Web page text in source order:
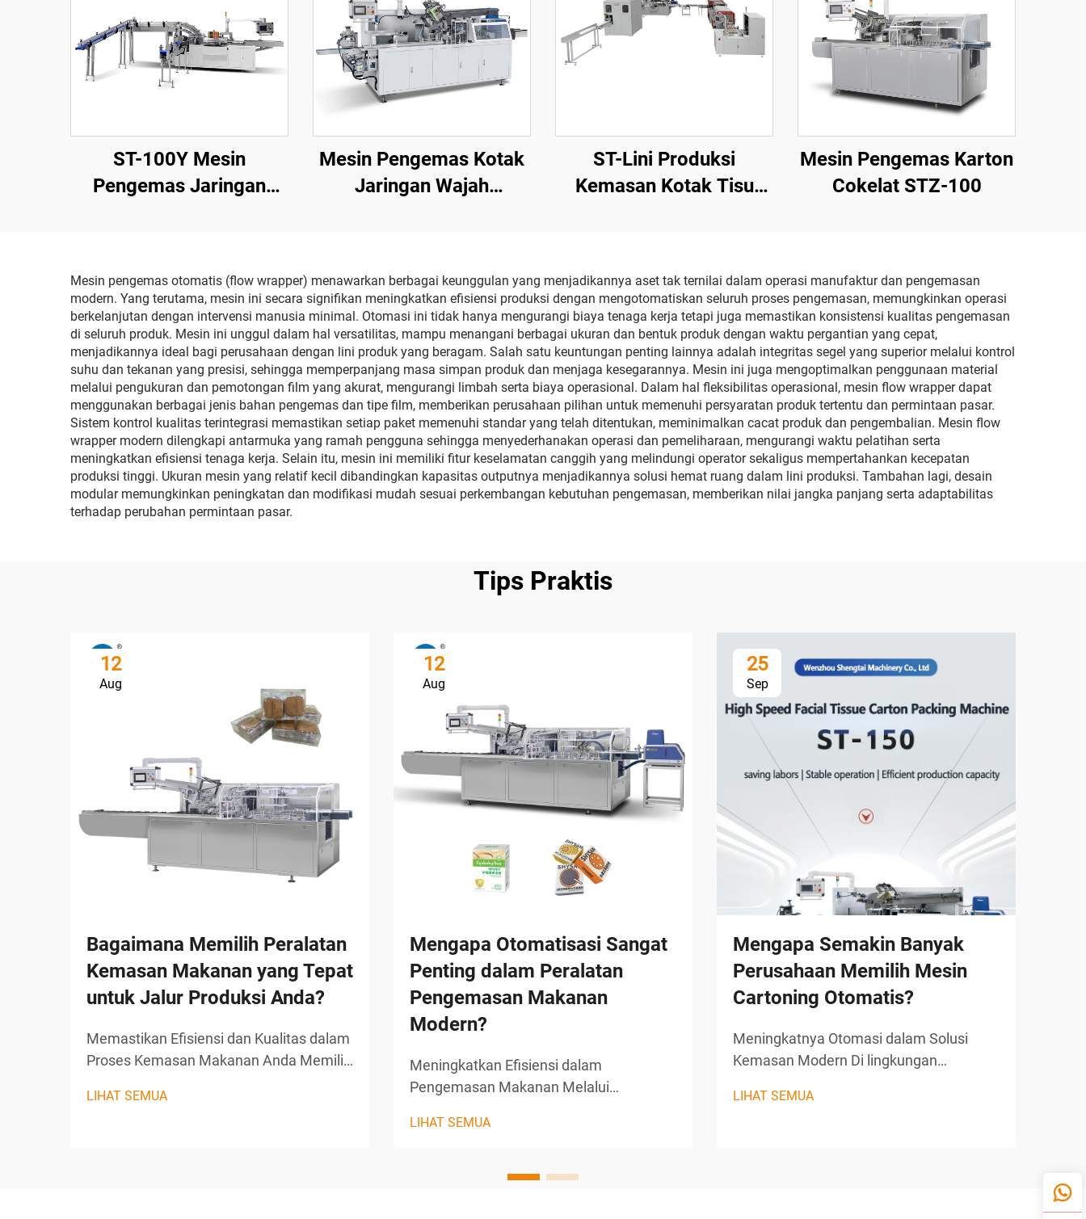
ST-100Y Mesin
Pengemas Jaringan
Mesin Pengemas Kotak
Jaringan Wajah
ST-Lini Produksi
Kemasan Kotak Tisu
Mesin Pengemas Karton
Cokelat STZ-100
Mesin pengemas otomatis (flow wrapper) menawarkan berbagai keunggulan yang menjadikannya aset tak ternilai dalam operasi manufaktur dan pengemasan
modern. Yang terutama, mesin ini secara signifikan meningkatkan efisiensi produksi dengan mengotomatiskan seluruh proses pengemasan, memungkinkan operasi
berkelanjutan dengan intervensi manusia minimal. Otomasi ini tidak hanya mengurangi biaya tenaga kerja tetapi juga memastikan konsistensi kualitas pengemasan
di seluruh produk. Mesin ini unggul dalam hal versatilitas, mampu menangani berbagai ukuran dan bentuk produk dengan waktu pergantian yang cepat,
menjadikannya ideal bagi perusahaan dengan lini produk yang beragam. Salah satu keuntungan penting lainnya adalah integritas segel yang superior melalui kontrol
suhu dan tekanan yang presisi, sehingga memperpanjang masa simpan produk dan menjaga kesegarannya. Mesin ini juga mengoptimalkan penggunaan material
melalui pengukuran dan pemotongan film yang akurat, mengurangi limbah serta biaya operasional. Dalam hal fleksibilitas operasional, mesin flow wrapper dapat
menggunakan berbagai jenis bahan pengemas dan tipe film, memberikan perusahaan pilihan untuk memenuhi persyaratan produk tertentu dan permintaan pasar.
Sistem kontrol kualitas terintegrasi memastikan setiap paket memenuhi standar yang telah ditentukan, meminimalkan cacat produk dan pengembalian. Mesin flow
wrapper modern dilengkapi antarmuka yang ramah pengguna sehingga menyederhanakan operasi dan pemeliharaan, mengurangi waktu pelatihan serta
meningkatkan efisiensi tenaga kerja. Selain itu, mesin ini memiliki fitur keselamatan canggih yang melindungi operator sekaligus mempertahankan kecepatan
produksi tinggi. Ukuran mesin yang relatif kecil dibandingkan kapasitas outputnya menjadikannya solusi hemat ruang dalam lini produksi. Tambahan lagi, desain
modular memungkinkan peningkatan dan modifikasi mudah sesuai perkembangan kebutuhan pengemasan, memberikan nilai jangka panjang serta adaptabilitas
terhadap perubahan permintaan pasar.
Tips Praktis
12
Aug
Bagaimana Memilih Peralatan
Kemasan Makanan yang Tepat
untuk Jalur Produksi Anda?
Memastikan Efisiensi dan Kualitas dalam
Proses Kemasan Makanan Anda Memilih
adalah salah satu keputusan terpenting
LIHAT SEMUA
12
Aug
Mengapa Otomatisasi Sangat
Penting dalam Peralatan
Pengemasan Makanan
Modern?
Meningkatkan Efisiensi dalam
Pengemasan Makanan Melalui
sangat kompetitif, pengemasan
dalam pelestarian produk tetapi juga
LIHAT SEMUA
25
Sep
Mengapa Semakin Banyak
Perusahaan Memilih Mesin
Cartoning Otomatis?
Meningkatnya Otomasi dalam Solusi
Kemasan Modern Di lingkungan
efisiensi dan ketepatan telah menjadi
LIHAT SEMUA
ini...